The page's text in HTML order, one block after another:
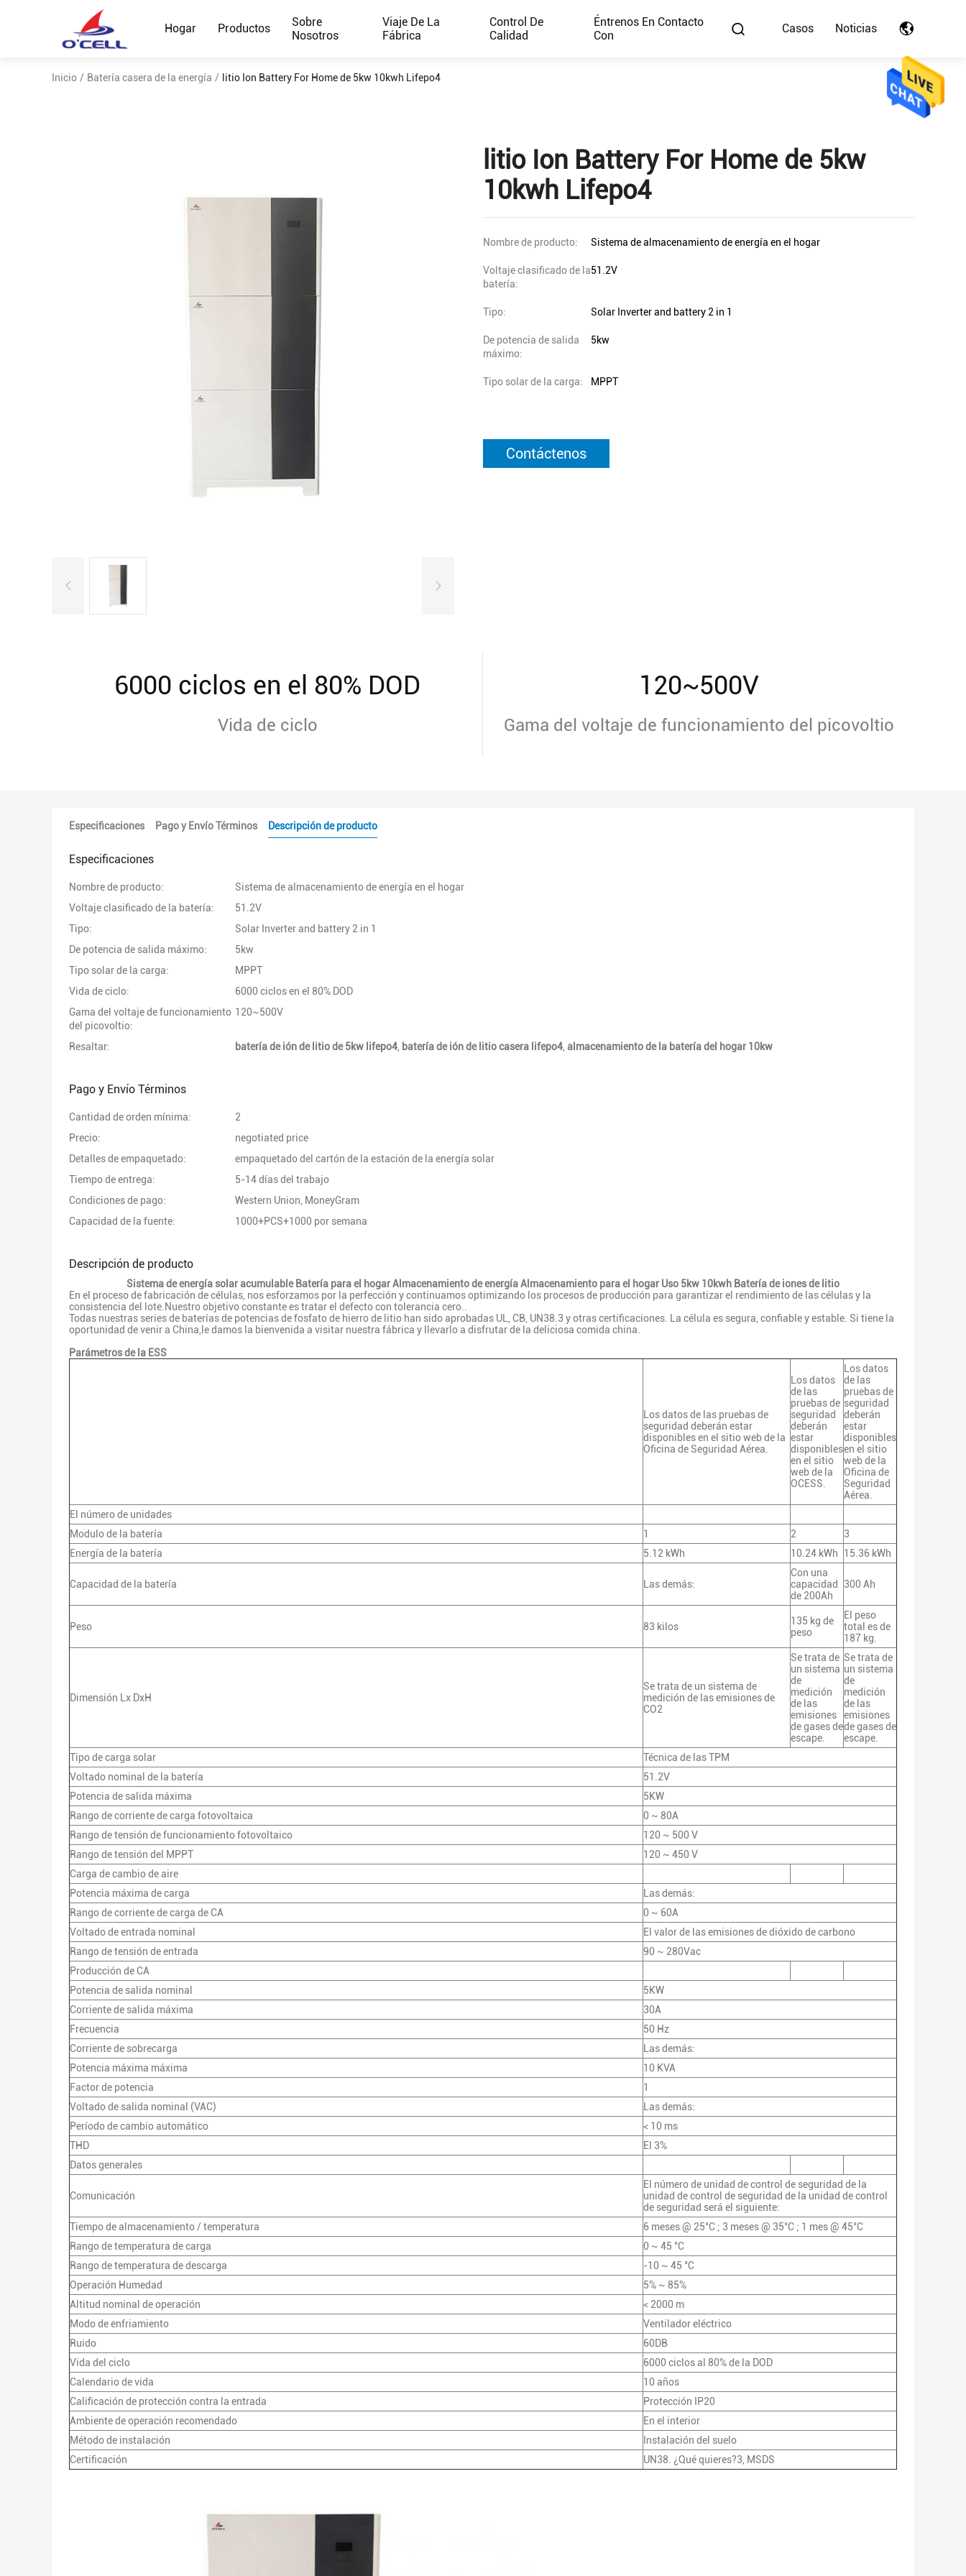
Hogar Productos
Sobre
Nosotros
Viaje De La
Fábrica
Control De
Calidad
Éntrenos En Contacto
Con
Casos Noticias
Inicio / Batería casera de la energía / litio Ion Battery For Home de 5kw 10kwh Lifepo4
litio Ion Battery For Home de 5kw
10kwh Lifepo4
Nombre de producto: Sistema de almacenamiento de energía en el hogar
Voltaje clasificado de la
batería:
51.2V
Tipo: Solar Inverter and battery 2 in 1
De potencia de salida
máximo:
5kw
Tipo solar de la carga: MPPT
Contáctenos
6000 ciclos en el 80% DOD
Vida de ciclo
120~500V
Gama del voltaje de funcionamiento del picovoltio
Especificaciones Pago y Envío Términos Descripción de producto
Especificaciones
Nombre de producto:
Sistema de almacenamiento de energía en el hogar
Voltaje clasificado de la batería:
51.2V
Tipo:
Solar Inverter and battery 2 in 1
De potencia de salida máximo:
5kw
Tipo solar de la carga:
MPPT
Vida de ciclo:
6000 ciclos en el 80% DOD
Gama del voltaje de funcionamiento
del picovoltio:
120~500V
Resaltar: batería de ión de litio de 5kw lifepo4 batería de ión de litio casera lifepo4 almacenamiento de la batería del hogar 10kw
Pago y Envío Términos
Cantidad de orden mínima:
2
Precio:
negotiated price
Detalles de empaquetado:
empaquetado del cartón de la estación de la energía solar
Tiempo de entrega:
5-14 días del trabajo
Condiciones de pago:
Western Union, MoneyGram
Capacidad de la fuente:
1000+PCS+1000 por semana
Descripción de producto
Sistema de energía solar acumulable Batería para el hogar Almacenamiento de energía Almacenamiento para el hogar Uso 5kw 10kwh Batería de iones de litio
En el proceso de fabricación de células, nos esforzamos por la perfección y continuamos optimizando los procesos de producción para garantizar el rendimiento de las células y la
consistencia del lote.Nuestro objetivo constante es tratar el defecto con tolerancia cero..
Todas nuestras series de baterías de potencias de fosfato de hierro de litio han sido aprobadas UL, CB, UN38.3 y otras certificaciones. La célula es segura, confiable y estable. Si tiene la
oportunidad de venir a China,le damos la bienvenida a visitar nuestra fábrica y llevarlo a disfrutar de la deliciosa comida china.
Parámetros de la ESS
Los datos de las pruebas de
seguridad deberán estar
disponibles en el sitio web de la
Oficina de Seguridad Aérea.
Los datos
de las
pruebas de
seguridad
deberán
estar
disponibles
en el sitio
web de la
OCESS.
Los datos
de las
pruebas de
seguridad
deberán
estar
disponibles
en el sitio
web de la
Oficina de
Seguridad
Aérea.
El número de unidades
Modulo de la batería
1 2
3
Energía de la batería
5.12 kWh 10.24 kWh 15.36 kWh
Capacidad de la batería Las demás:
Con una
capacidad
de 200Ah
300 Ah
Peso 83 kilos
135 kg de
peso
El peso
total es de
187 kg.
Dimensión Lx DxH
Se trata de un sistema de
medición de las emisiones de
CO2
Se trata de
un sistema
de
medición
de las
emisiones
de gases de
escape.
Se trata de
un sistema
de
medición
de las
emisiones
de gases de
escape.
Tipo de carga solar
Técnica de las TPM
Voltado nominal de la batería
51.2V
Potencia de salida máxima
5KW
Rango de corriente de carga fotovoltaica
0 ~ 80A
Rango de tensión de funcionamiento fotovoltaico
120 ~ 500 V
Rango de tensión del MPPT
120 ~ 450 V
Carga de cambio de aire
Potencia máxima de carga
Las demás:
Rango de corriente de carga de CA
0 ~ 60A
Voltado de entrada nominal
El valor de las emisiones de dióxido de carbono
Rango de tensión de entrada
90 ~ 280Vac
Producción de CA
Potencia de salida nominal
5KW
Corriente de salida máxima
30A
Frecuencia
50 Hz
Corriente de sobrecarga
Las demás:
Potencia máxima máxima
10 KVA
Factor de potencia
1
Voltado de salida nominal (VAC)
Las demás:
Período de cambio automático
< 10 ms
THD
El 3%
Datos generales
Comunicación
El número de unidad de control de seguridad de la
unidad de control de seguridad de la unidad de control
de seguridad será el siguiente:
Tiempo de almacenamiento / temperatura
6 meses @ 25°C ; 3 meses @ 35°C ; 1 mes @ 45°C
Rango de temperatura de carga
0 ~ 45 °C
Rango de temperatura de descarga
-10 ~ 45 °C
Operación Humedad
5% ~ 85%
Altitud nominal de operación
< 2000 m
Modo de enfriamiento
Ventilador eléctrico
Ruido
60DB
Vida del ciclo
6000 ciclos al 80% de la DOD
Calendario de vida
10 años
Calificación de protección contra la entrada
Protección IP20
Ambiente de operación recomendado
En el interior
Método de instalación
Instalación del suelo
Certificación
UN38. ¿Qué quieres?3, MSDS